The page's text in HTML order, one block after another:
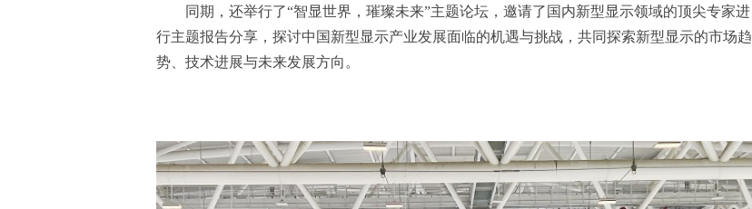
同期，还举行了“智显世界，璀璨未来”主题论坛，邀请了国内新型显示领域的顶尖专家进
行主题报告分享，探讨中国新型显示产业发展面临的机遇与挑战，共同探索新型显示的市场趋
势、技术进展与未来发展方向。